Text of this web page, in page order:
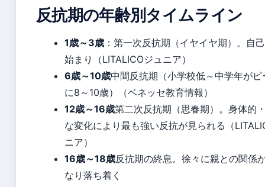
反抗期の年齢別タイムライン
1歳～3歳 ：第一次反抗期（イヤイヤ期）。自
始まり（LITALICOジュニア）
6歳～10歳中間反抗期（小学校低～中学年がピ
に8～10歳）（ベネッセ教育情報）
12歳～16歳第二次反抗期（思春期）。身体的
な変化により最も強い反抗が見られる（
ニア）
16歳～18歳反抗期の終息。徐々に親との関係
なり落ち着く